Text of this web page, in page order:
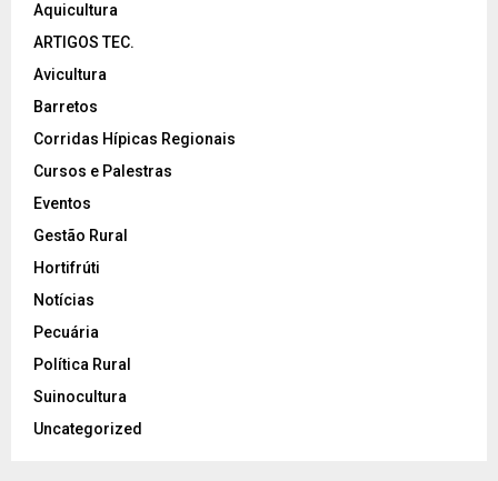
Aquicultura
ARTIGOS TEC.
Avicultura
Barretos
Corridas Hípicas Regionais
Cursos e Palestras
Eventos
Gestão Rural
Hortifrúti
Notícias
Pecuária
Política Rural
Suinocultura
Uncategorized